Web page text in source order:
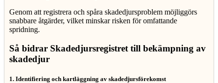
Genom att registrera och spåra skadedjursproblem möjliggörs
snabbare åtgärder, vilket minskar risken för omfattande
spridning.
Så bidrar Skadedjursregistret till bekämpning av
skadedjur
1. Identifiering och kartläggning av skadedjursförekomst